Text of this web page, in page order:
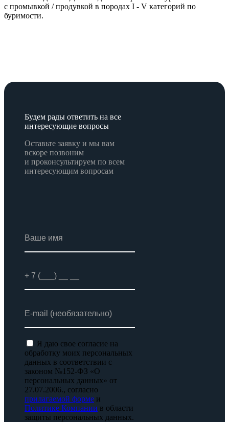
с промывкой / продувкой в породах I - V категорий по
буримости.
Будем рады ответить на все
интересующие вопросы
Оставьте заявку и мы вам
вскоре позвоним
и проконсультируем по всем
интересующим вопросам
Я даю свое согласие на
обработку моих персональных
данных в соответствии с
законом №152-ФЗ «О
персональных данных» от
27.07.2006., согласно
прилагаемой форме и
Политике Компании в области
защиты персональных данных.